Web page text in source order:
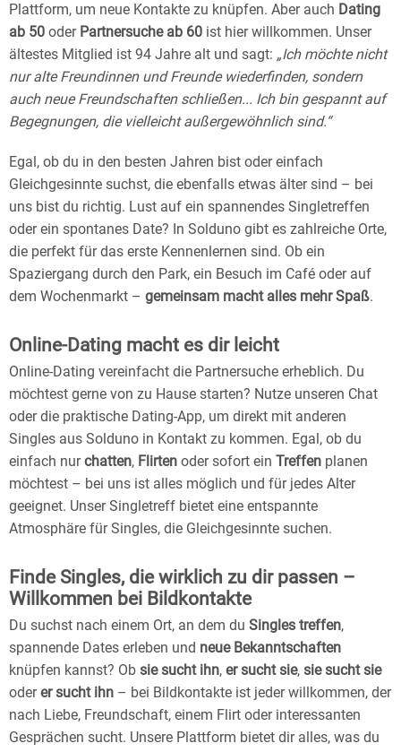
Plattform, um neue Kontakte zu knüpfen. Aber auch Dating
ab 50 oder Partnersuche ab 60 ist hier willkommen. Unser
ältestes Mitglied ist 94 Jahre alt und sagt: „Ich möchte nicht
nur alte Freundinnen und Freunde wiederfinden, sondern
auch neue Freundschaften schließen... Ich bin gespannt auf
Begegnungen, die vielleicht außergewöhnlich sind.“
Egal, ob du in den besten Jahren bist oder einfach
Gleichgesinnte suchst, die ebenfalls etwas älter sind – bei
uns bist du richtig. Lust auf ein spannendes Singletreffen
oder ein spontanes Date? In Solduno gibt es zahlreiche Orte,
die perfekt für das erste Kennenlernen sind. Ob ein
Spaziergang durch den Park, ein Besuch im Café oder auf
dem Wochenmarkt – gemeinsam macht alles mehr Spaß.
Online-Dating macht es dir leicht
Online-Dating vereinfacht die Partnersuche erheblich. Du
möchtest gerne von zu Hause starten? Nutze unseren Chat
oder die praktische Dating-App, um direkt mit anderen
Singles aus Solduno in Kontakt zu kommen. Egal, ob du
einfach nurchatten, Flirten oder sofort ein Treffen planen
möchtest – bei uns ist alles möglich und für jedes Alter
geeignet. Unser Singletreff bietet eine entspannte
Atmosphäre für Singles, die Gleichgesinnte suchen.
Finde Singles, die wirklich zu dir passen –
Willkommen bei Bildkontakte
Du suchst nach einem Ort, an dem du Singles treffen,
spannende Dates erleben und neue Bekanntschaften
knüpfen kannst? Ob sie sucht ihn, er sucht sie, sie sucht sie
oderer sucht ihn – bei Bildkontakte ist jeder willkommen, der
nach Liebe, Freundschaft, einem Flirt oder interessanten
Gesprächen sucht. Unsere Plattform bietet dir alles, was du